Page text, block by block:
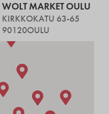
WOLT MARKET OULU
KIRKKOKATU 63-65
90120OULU